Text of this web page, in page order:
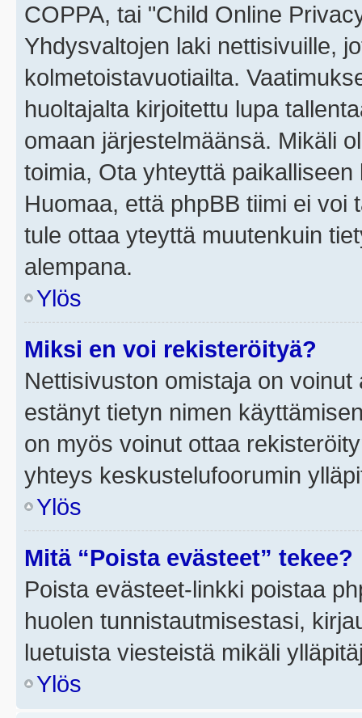
COPPA, tai "Child Online
Yhdysvaltojen laki nettisivuille,
kolmetoistavuotiailta.
huoltajalta kirjoitettu lupa
omaan järjestelmäänsä. Mikäli
toimia, Ota yhteyttä
Huomaa, että phpBB tiimi ei voi
tule ottaa yteyttä muutenkuin
alempana.
Ylös
Miksi en voi rekisteröityä?
Nettisivuston omistaja on
estänyt tietyn nimen
on myös voinut ottaa
yhteys keskustelufoorumin
Ylös
Mitä “Poista evästeet” tekee?
Poista evästeet-linkki poistaa
huolen tunnistautmisestasi,
luetuista viesteistä mikäli
Ylös